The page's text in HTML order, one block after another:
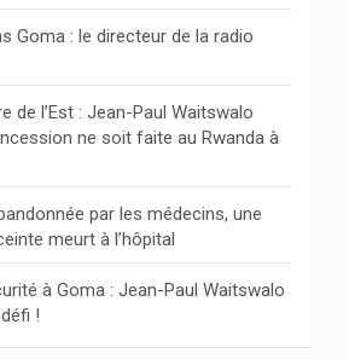
Goma : le directeur de la radio
de l’Est : Jean-Paul Waitswalo
ne soit faite au Rwanda à
par les médecins, une
meurt à l’hôpital
à Goma : Jean-Paul Waitswalo
!